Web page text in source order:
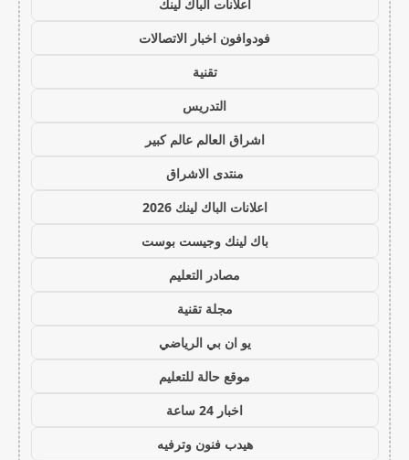
اعلانات الباك لينك
فودوافون اخبار الاتصالات
تقنية
التدريس
اشراق العالم عالم كبير
منتدى الاشراق
اعلانات الباك لينك 2026
باك لينك وجيست بوست
مصادر التعليم
مجلة تقنية
يو ان بي الرياضي
موقع حالة للتعليم
اخبار 24 ساعة
هيدب فنون وترفيه